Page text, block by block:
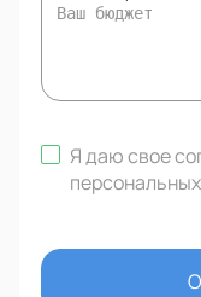
Я даю свое